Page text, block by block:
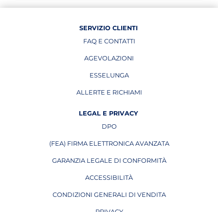
SERVIZIO CLIENTI
FAQ E CONTATTI
AGEVOLAZIONI
ESSELUNGA
APRE IN UNA NUOVA PAGINA
ALLERTE E RICHIAMI
APRE IN UNA NUOVA PAGINA
LEGAL E PRIVACY
DPO
APRE IN UNA NUOVA PAGINA
(FEA) FIRMA ELETTRONICA AVANZATA
APRE IN UNA NUOVA PAGINA
GARANZIA LEGALE DI CONFORMITÀ
ACCESSIBILITÀ
CONDIZIONI GENERALI DI VENDITA